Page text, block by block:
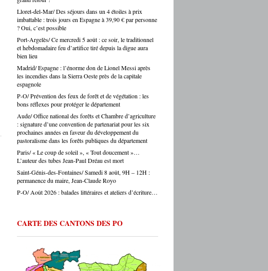
là ferment, c’est toute une vie de territoire qui se
dégrade. Alors oui, on se bat pour eux, on les
défend auprès des collectivités, des institutions, du
législateur. Et on ne fait pas ça mollement. »
Ouillade.eu : justement, est-ce que les artisans
traversent une période difficile en ce moment ? -
Jérôme Montes : « Comme partout en France, les
artisans font face à une accumulation de pressions
: charges en hausse, coût des matières premières,
difficultés de recrutement, concurrence déloyale…
Et dans un département comme le nôtre, qui
présente des fragilités socio-économiques bien
identifiées, ces difficultés sont souvent amplifiées.
Le pouvoir d’achat des ménages qui se contracte,
ça touche directement les artisans. Mais je ne
veux pas verser dans le catastrophisme : il y a
aussi beaucoup de créations, beaucoup
d’énergie, beaucoup de jeunes qui choisissent
l’apprentissage et les métiers manuels. La
tendance de fond est là. » Ouillade.eu : vous
parlez de recrutement. On entend souvent que
l’artisanat ne trouve pas ses apprentis… -Jérôme
trouver du travail immédiatement à la sortie du
société sur ces formations reste parfois
condescendant — et ça, franchement, c’est être
déconnecté de la réalité. Choisir un CAP de
Rien à voir avec Argelès-sur-Mer. Une confusion
qui est régulièrement faite par les touristes… et
certains journalistes parisiens. Sans oublier,
désormais, les chauffeurs de taxi parisiens.
Lloret-del-Mar/ Des séjours dans un 4 étoiles à prix
imbattable : trois jours en Espagne à 39,90 € par personne
? Oui, c’est possible
Port-Argelès/ Ce mercredi 5 août : ce soir, le traditionnel
et hebdomadaire feu d’artifice tiré depuis la digue aura
bien lieu
Madrid/ Espagne : l’énorme don de Lionel Messi après
les incendies dans la Sierra Oeste près de la capitale
espagnole
P-O/ Prévention des feux de forêt et de végétation : les
bons réflexes pour protéger le département
Aude/ Office national des forêts et Chambre d’agriculture
: signature d’une convention de partenariat pour les six
prochaines années en faveur du développement du
pastoralisme dans les forêts publiques du département
Paris/ « Le coup de soleil », « Tout doucement »…
L’auteur des tubes Jean-Paul Dréau est mort
Saint-Génis-des-Fontaines/ Samedi 8 août, 9H – 12H :
permanence du maire, Jean-Claude Royo
P-O/ Août 2026 : balades littéraires et ateliers d’écriture…
CARTE DES CANTONS DES PO